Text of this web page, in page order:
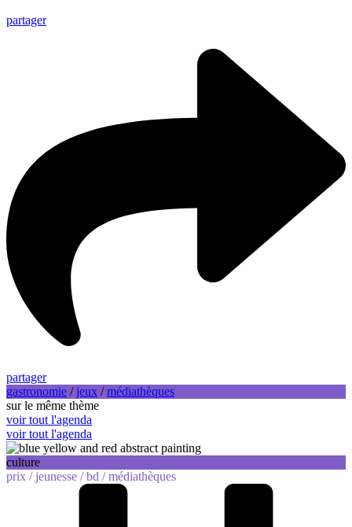
partager
partager
gastronomie / jeux /médiathèques
sur le même thème
voir tout l'agenda
voir tout l'agenda
culture
prix /jeunesse /bd /médiathèques